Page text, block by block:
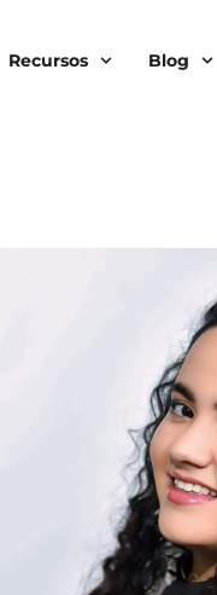
Recursos Blog